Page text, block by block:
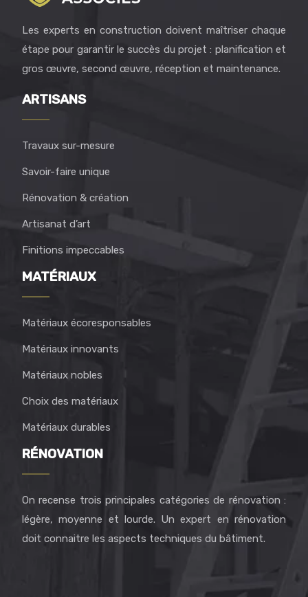
Les experts en construction doivent maîtriser chaque
étape pour garantir le succès du projet : planification et
gros œuvre, second œuvre, réception et maintenance.
ARTISANS
Travaux sur-mesure
Savoir-faire unique
Rénovation & création
Artisanat d’art
Finitions impeccables
MATÉRIAUX
Matériaux écoresponsables
Matériaux innovants
Matériaux nobles
Choix des matériaux
Matériaux durables
RÉNOVATION
On recense trois principales catégories de rénovation :
légère, moyenne et lourde. Un expert en rénovation
doit connaitre les aspects techniques du bâtiment.